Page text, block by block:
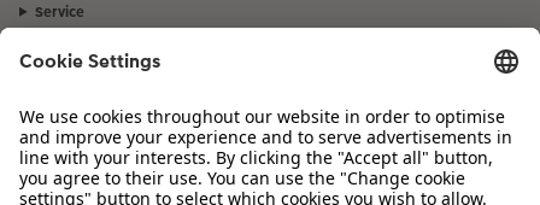
Service
Sortiment